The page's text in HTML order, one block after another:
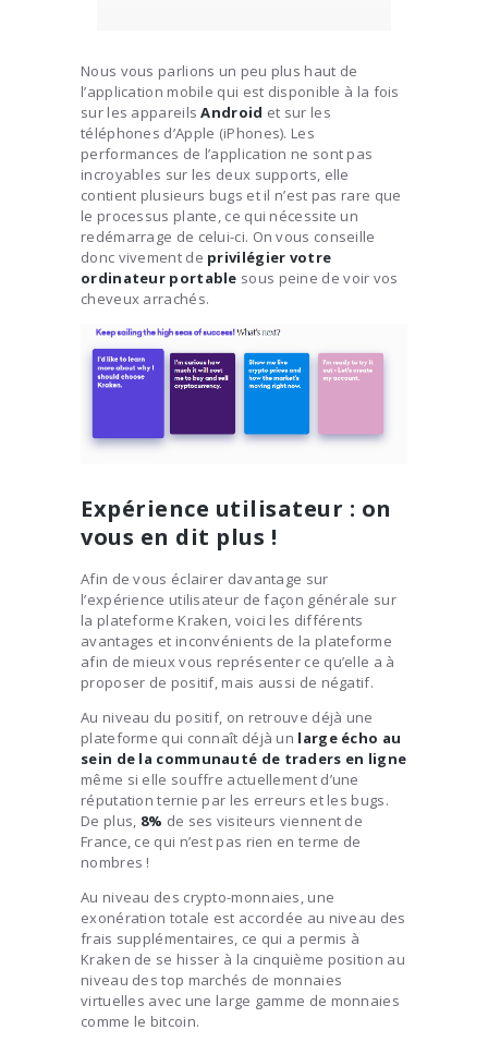
Nous vous parlions un peu plus haut de
l’application mobile qui est disponible à la fois
sur les appareilsAndroid et sur les
téléphones d’Apple (iPhones). Les
performances de l’application ne sont pas
incroyables sur les deux supports, elle
contient plusieurs bugs et il n’est pas rare que
le processus plante, ce qui nécessite un
redémarrage de celui-ci. On vous conseille
donc vivement de privilégier votre
ordinateur portable sous peine de voir vos
cheveux arrachés.
Expérience utilisateur : on
vous en dit plus !
Afin de vous éclairer davantage sur
l’expérience utilisateur de façon générale sur
la plateforme Kraken, voici les différents
avantages et inconvénients de la plateforme
afin de mieux vous représenter ce qu’elle a à
proposer de positif, mais aussi de négatif.
Au niveau du positif, on retrouve déjà une
plateforme qui connaît déjà un large écho au
sein de la communauté de traders en ligne
même si elle souffre actuellement d’une
réputation ternie par les erreurs et les bugs.
De plus, 8% de ses visiteurs viennent de
France, ce qui n’est pas rien en terme de
nombres !
Au niveau des crypto-monnaies, une
exonération totale est accordée au niveau des
frais supplémentaires, ce qui a permis à
Kraken de se hisser à la cinquième position au
niveau des top marchés de monnaies
virtuelles avec une large gamme de monnaies
comme le bitcoin.